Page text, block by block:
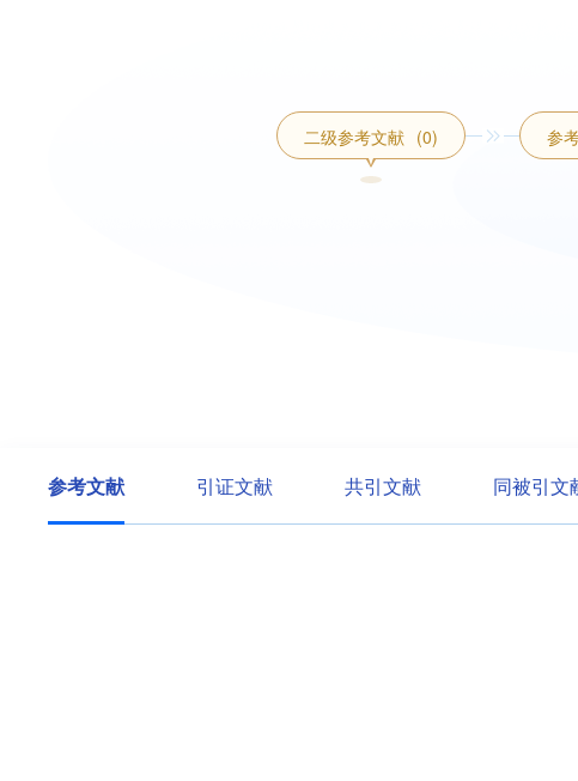
二级参考文献 (0) 参
参考文献 引证文献 共引文献 同被引文